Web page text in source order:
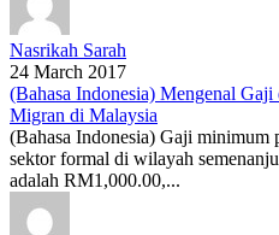
Nasrikah Sarah
24 March 2017
(Bahasa Indonesia) Mengenal
Migran di Malaysia
(Bahasa Indonesia) Gaji
sektor formal di wilayah
adalah RM1,000.00,...